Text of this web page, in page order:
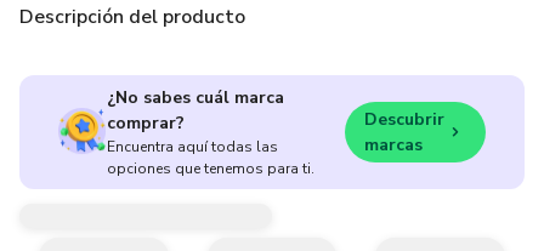
Descripción del producto
¿No sabes cuál marca
comprar?
Encuentra aquí todas las
opciones que tenemos para ti.
Descubrir
marcas